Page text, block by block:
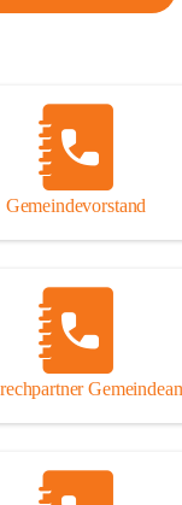
Gemeindevorstand